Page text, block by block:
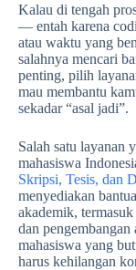
Kalau di tengah
— entah karena
atau waktu yang
salahnya mencari
penting, pilih
mau membantu
sekadar “asal jadi”.
Salah satu layanan
mahasiswa
Skripsi, Tesis, dan
menyediakan
akademik,
dan
mahasiswa yang
harus kehilangan